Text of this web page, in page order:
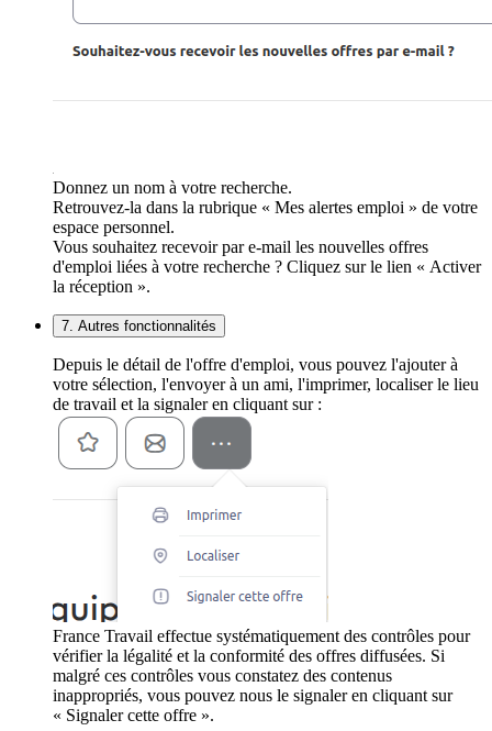
Donnez un nom à votre recherche.
Retrouvez-la dans la rubrique « Mes alertes emploi » de votre
espace personnel.
Vous souhaitez recevoir par e-mail les nouvelles offres
d'emploi liées à votre recherche ? Cliquez sur le lien « Activer
la réception ».
7. Autres fonctionnalités
Depuis le détail de l'offre d'emploi, vous pouvez l'ajouter à
votre sélection, l'envoyer à un ami, l'imprimer, localiser le lieu
de travail et la signaler en cliquant sur :
France Travail effectue systématiquement des contrôles pour
vérifier la légalité et la conformité des offres diffusées. Si
malgré ces contrôles vous constatez des contenus
inappropriés, vous pouvez nous le signaler en cliquant sur
« Signaler cette offre ».